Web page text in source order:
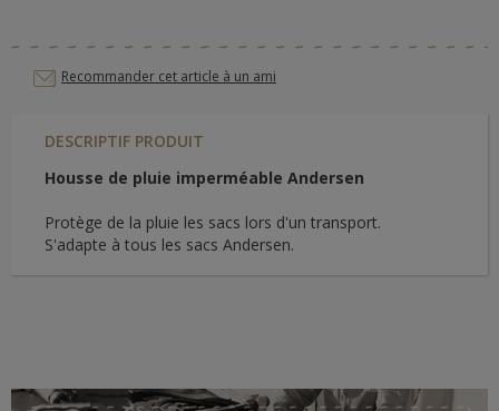
Recommander cet article à un ami
DESCRIPTIF PRODUIT
Housse de pluie imperméable Andersen
Protège de la pluie les sacs lors d'un transport.
S'adapte à tous les sacs Andersen.